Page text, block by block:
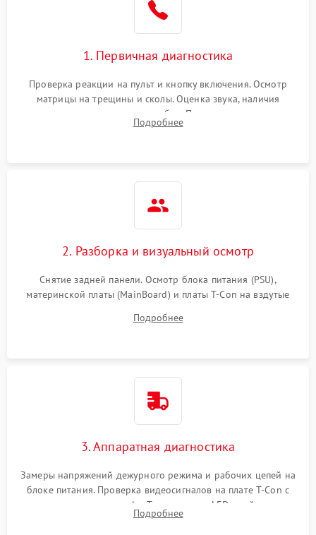
1. Первичная диагностика
Проверка реакции на пульт и кнопку включения. Осмотр
матрицы на трещины и сколы. Оценка звука, наличия
подсветки и индикаторов ошибок. Подключение тестовых
источников сигнала для выявления симптомов поломки.
Подробнее
2. Разборка и визуальный осмотр
Снятие задней панели. Осмотр блока питания (PSU),
материнской платы (MainBoard) и платы T-Con на вздутые
Проверка надежности фиксации и целостности шлейфов.
Подробнее
3. Аппаратная диагностика
Замеры напряжений дежурного режима и рабочих цепей на
блоке питания. Проверка видеосигналов на плате T-Con с
помощью осциллографа. Тестирование LED-драйвера и
светодиодных планок подсветки мультиметром.
Подробнее